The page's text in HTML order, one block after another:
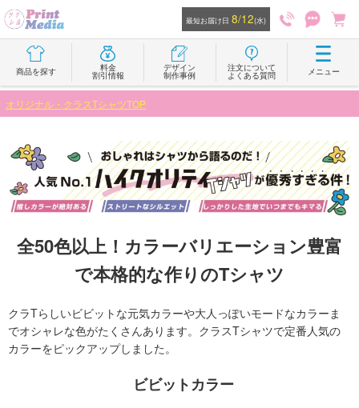
最短お届け日 8/12(水)
商品を探す 料金
割引情報
デザイン
制作事例
注文について
よくある質問 メニュー
オリジナル・クラスTシャツTOP
全50色以上！カラーバリエーション豊富
で本格的な作りのTシャツ
クラTらしいビビットな元気カラーや大人っぽいモードなカラーま
でオシャレな色がたくさんあります。クラスTシャツで定番人気の
カラーをピックアップしました。
ビビットカラー